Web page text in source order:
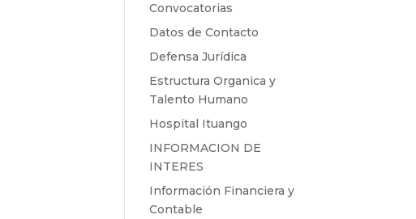
Convocatorias
Datos de Contacto
Defensa Jurídica
Estructura Organica y
Talento Humano
Hospital Ituango
INFORMACION DE
INTERES
Información Financiera y
Contable